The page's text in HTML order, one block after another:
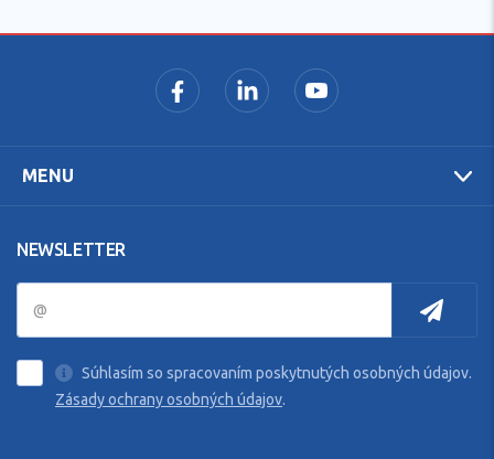
MENU
NEWSLETTER
Súhlasím so spracovaním poskytnutých osobných údajov.
Zásady ochrany osobných údajov.